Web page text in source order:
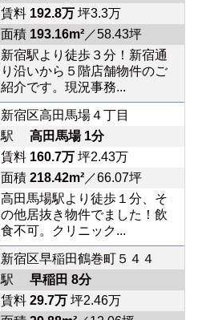
賃料 192.8万坪3.3万
面積 193.16m²／58.43坪
新宿駅より徒歩３分！新宿通
り沿いから５階店舗物件のご
紹介です。現況事務...
新宿区高田馬場４丁目
駅 高田馬場 1分
賃料 160.7万坪2.43万
面積 218.42m²／66.07坪
高田馬場駅より徒歩１分、そ
の他居抜き物件でました！飲
食不可。クリニック...
新宿区早稲田鶴巻町５４４
駅 早稲田 8分
賃料 29.7万坪2.46万